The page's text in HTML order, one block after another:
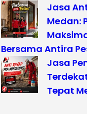
Jasa
Medan:
Bersama Antira
Jasa
Tepat